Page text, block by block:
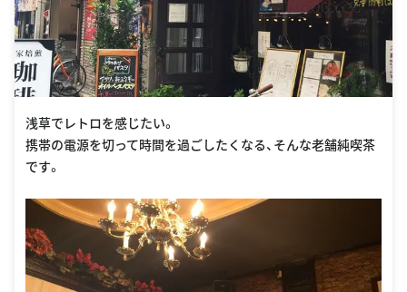
浅草でレトロを感じたい。
携帯の電源を切って時間を過ごしたくなる、そんな老舗純喫茶
です。